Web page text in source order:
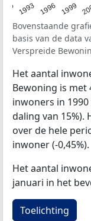
1993 1996 1999
Bovenstaande
basis van de data
Verspreide
Het aantal
Bewoning is met
inwoners in
daling van 15%).
over de hele
inwoner (-0,45%).
Het aantal
januari in het
Toelichting